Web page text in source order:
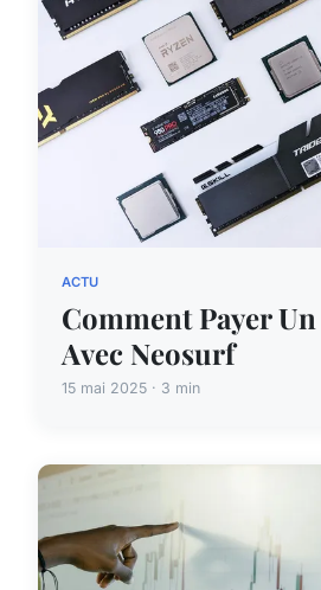
ACTU
Comment Payer
Avec Neosurf
15 mai 2025 · 3 min